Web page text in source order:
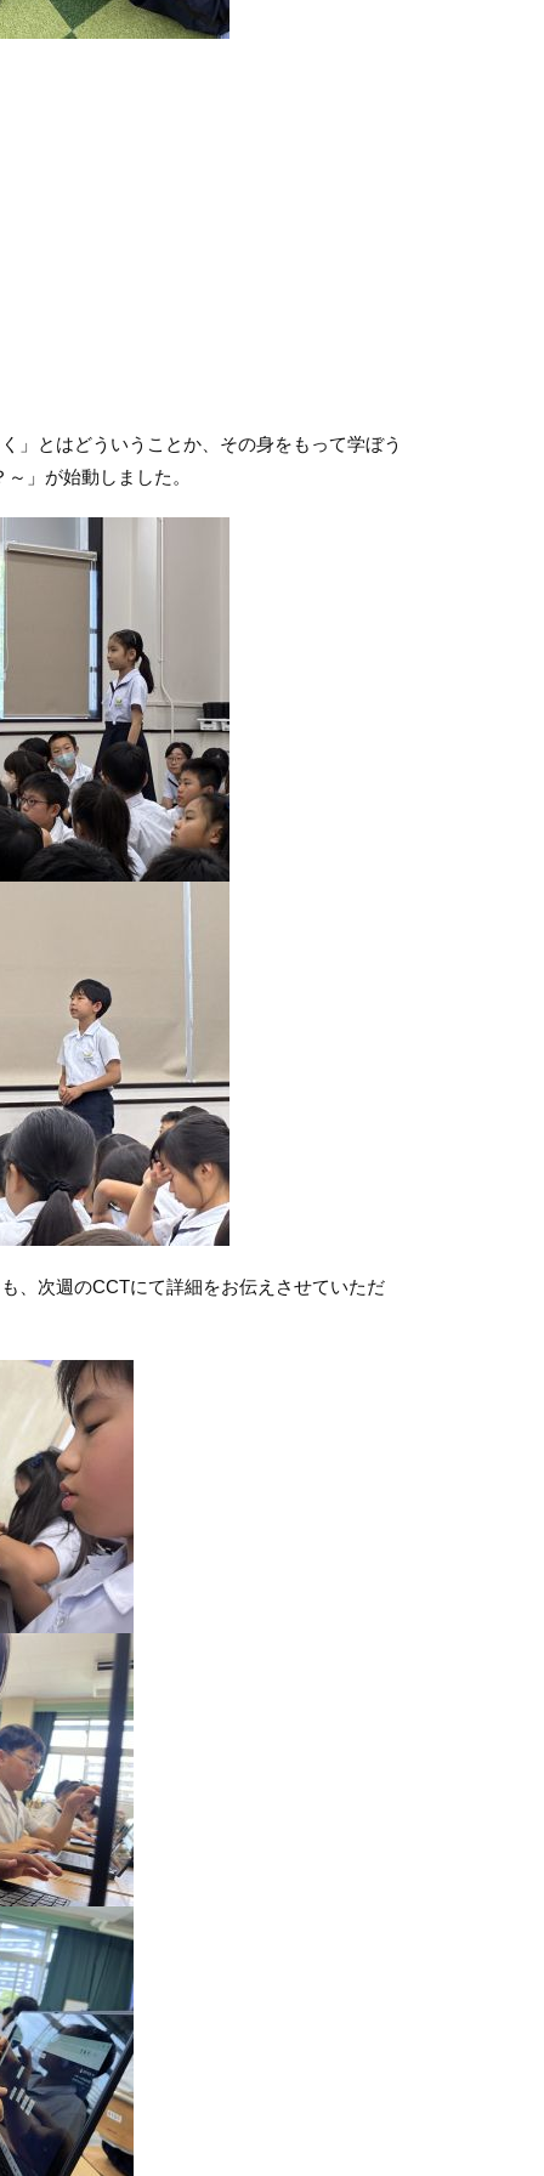
とはどういうことか、その身をもって学ぼう
」が始動しました。
、次週のCCTにて詳細をお伝えさせていただ